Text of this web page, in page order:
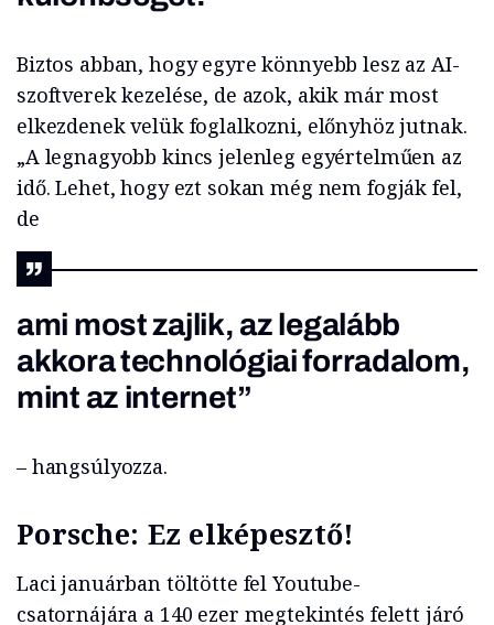
Biztos abban, hogy egyre könnyebb lesz az AI-
szoftverek kezelése, de azok, akik már most
elkezdenek velük foglalkozni, előnyhöz jutnak.
„A legnagyobb kincs jelenleg egyértelműen az
idő. Lehet, hogy ezt sokan még nem fogják fel,
de
ami most zajlik, az legalább
akkora technológiai forradalom,
mint az internet”
– hangsúlyozza.
Porsche: Ez elképesztő!
Laci januárban töltötte fel Youtube-
csatornájára a 140 ezer megtekintés felett járó